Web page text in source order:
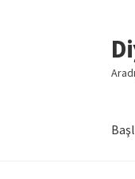
geç
geç